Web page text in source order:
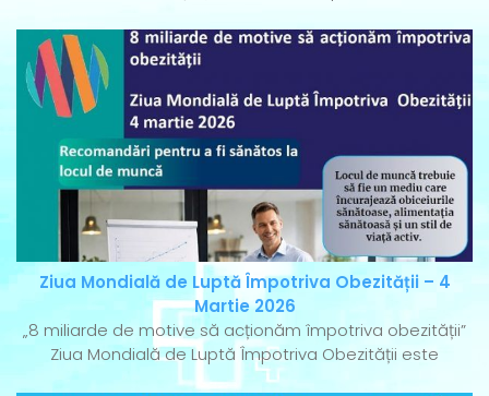
Ziua Mondială de Luptă Împotriva Obezității – 4
Martie 2026
„8 miliarde de motive să acționăm împotriva obezității”
Ziua Mondială de Luptă Împotriva Obezității este